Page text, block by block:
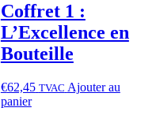
Coffret 1 :
L’Excellence en
Bouteille
€62,45 TVAC Ajouter au
panier